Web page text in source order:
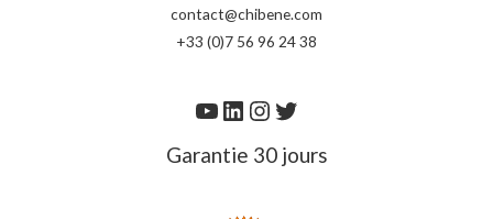
contact@chibene.com
+33 (0)7 56 96 24 38
Garantie 30 jours